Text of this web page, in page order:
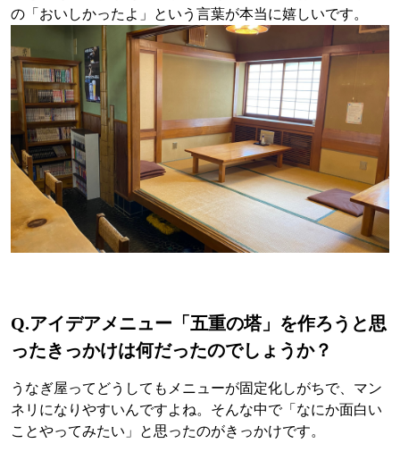
の「おいしかったよ」という言葉が本当に嬉しいです。
Q.アイデアメニュー「五重の塔」を作ろうと思
ったきっかけは何だったのでしょうか？
うなぎ屋ってどうしてもメニューが固定化しがちで、マン
ネリになりやすいんですよね。そんな中で「なにか面白い
ことやってみたい」と思ったのがきっかけです。